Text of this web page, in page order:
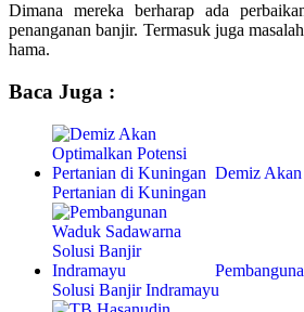
Dimana mereka berharap ada
penanganan banjir. Termasuk juga
hama.
Baca Juga :
Demiz
Pertanian di Kuningan
Solusi Banjir Indramayu